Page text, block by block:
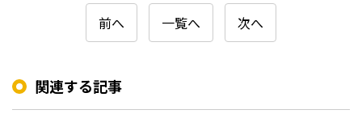
前へ 一覧へ 次へ
関連する記事